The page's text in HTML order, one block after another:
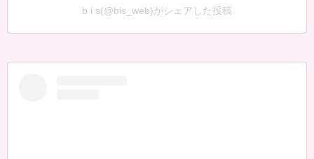
b i s(@bis_web)がシェアした投稿